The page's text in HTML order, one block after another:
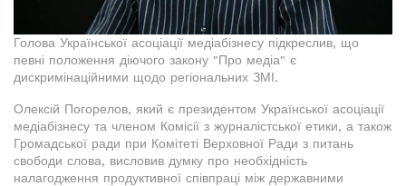
Голова Української асоціації медіабізнесу підкреслив, що
певні положення діючого закону "Про медіа" є
дискримінаційними щодо регіональних ЗМІ.
Олексій Погорелов, який є президентом Української асоціації
медіабізнесу та членом Комісії з журналістської етики, а також
Громадської ради при Комітеті Верховної Ради з питань
свободи слова, висловив думку про необхідність
налагодження продуктивної співпраці між державними